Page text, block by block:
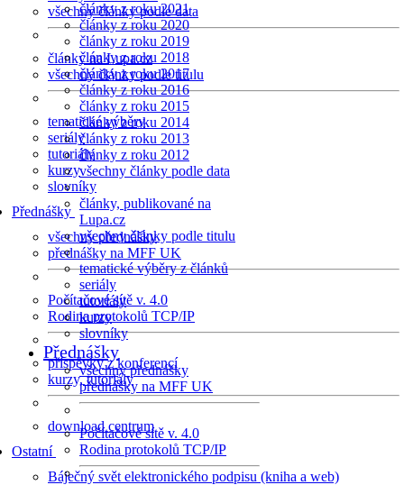
všechny články podle data
články na Lupa.cz
všechny články podle titulu
tematické výběry
seriály
tutoriály
kurzy
slovníky
Přednášky
všechny přednášky
přednášky na MFF UK
Počítačové sítě v. 4.0
Rodina protokolů TCP/IP
příspěvky z konferencí
kurzy, tutoriály
download centrum
Ostatní
Báječný svět elektronického podpisu (kniha a web)
články z roku 2021
články z roku 2020
články z roku 2019
články z roku 2018
články z roku 2017
články z roku 2016
články z roku 2015
články z roku 2014
články z roku 2013
články z roku 2012
všechny články podle data
články, publikované na
Lupa.cz
všechny články podle titulu
tematické výběry z článků
seriály
tutoriály
kurzy
slovníky
Přednášky
všechny přednášky
přednášky na MFF UK
Počítačové sítě v. 4.0
Rodina protokolů TCP/IP